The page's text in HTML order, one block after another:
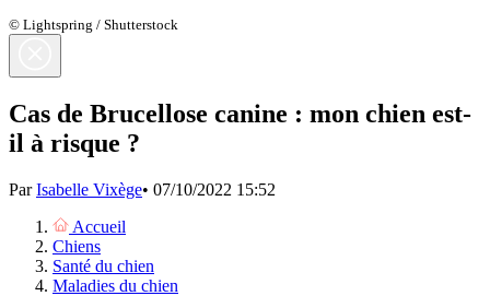
© Lightspring / Shutterstock
Cas de Brucellose canine : mon chien est-
il à risque ?
ParIsabelle Vixège• 07/10/2022 15:52
Accueil
Chiens
Santé du chien
Maladies du chien